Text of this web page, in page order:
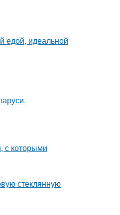
едой, идеальной
с которыми
стеклянную